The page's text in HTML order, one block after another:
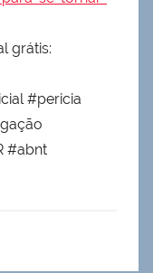
grátis:
#pericia
#abnt